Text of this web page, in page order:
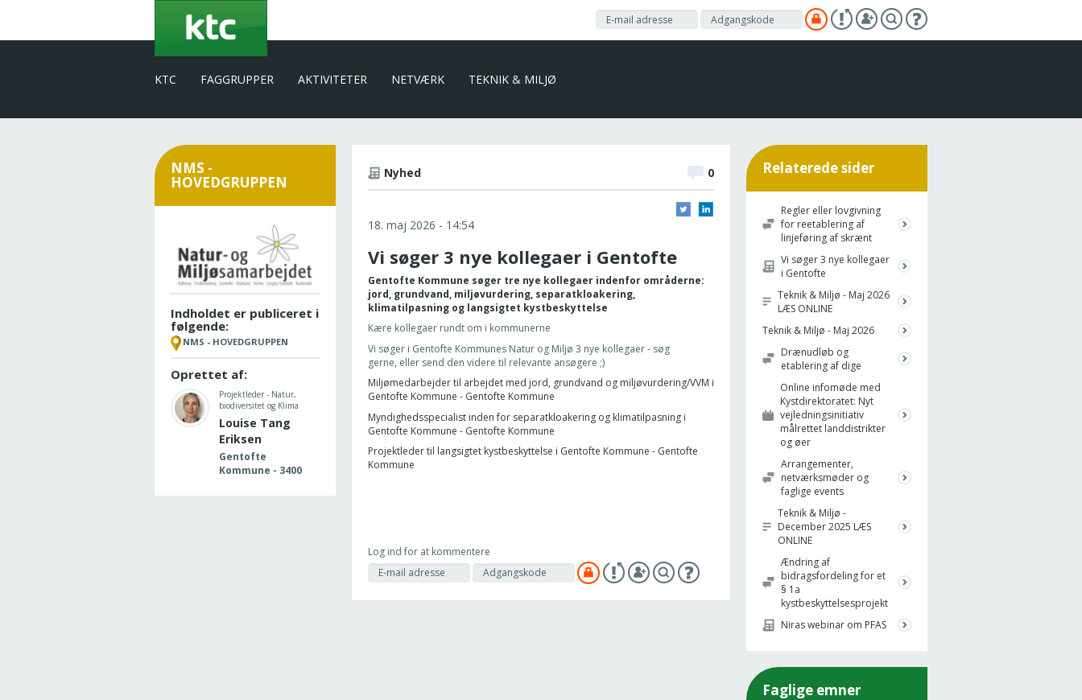
KTC FAGGRUPPER AKTIVITETER NETVÆRK TEKNIK & MILJØ
NMS -
HOVEDGRUPPEN
Indholdet er publiceret i
følgende:
NMS - HOVEDGRUPPEN
Oprettet af:
Projektleder - Natur,
biodiversitet og Klima
Louise Tang
Eriksen
Gentofte
Kommune - 3400
Nyhed 0
18. maj 2026 - 14:54
Vi søger 3 nye kollegaer i Gentofte
Gentofte Kommune søger tre nye kollegaer indenfor områderne:
jord, grundvand, miljøvurdering, separatkloakering,
klimatilpasning og langsigtet kystbeskyttelse
Kære kollegaer rundt om i kommunerne
Vi søger i Gentofte Kommunes Natur og Miljø 3 nye kollegaer - søg
gerne, eller send den videre til relevante ansøgere ;)
Miljømedarbejder til arbejdet med jord, grundvand og miljøvurdering/VVM i
Gentofte Kommune - Gentofte Kommune
Myndighedsspecialist inden for separatkloakering og klimatilpasning i
Gentofte Kommune - Gentofte Kommune
Projektleder til langsigtet kystbeskyttelse i Gentofte Kommune - Gentofte
Kommune
Log ind for at kommentere
Relaterede sider
Regler eller lovgivning
for reetablering af
linjeføring af skrænt
Vi søger 3 nye kollegaer
i Gentofte
Teknik & Miljø - Maj 2026
LÆS ONLINE
Teknik & Miljø - Maj 2026
Drænudløb og
etablering af dige
Online infomøde med
Kystdirektoratet: Nyt
vejledningsinitiativ
målrettet landdistrikter
og øer
Arrangementer,
netværksmøder og
faglige events
Teknik & Miljø -
December 2025 LÆS
ONLINE
Ændring af
bidragsfordeling for et
§ 1a
kystbeskyttelsesprojekt
Niras webinar om PFAS
Faglige emner